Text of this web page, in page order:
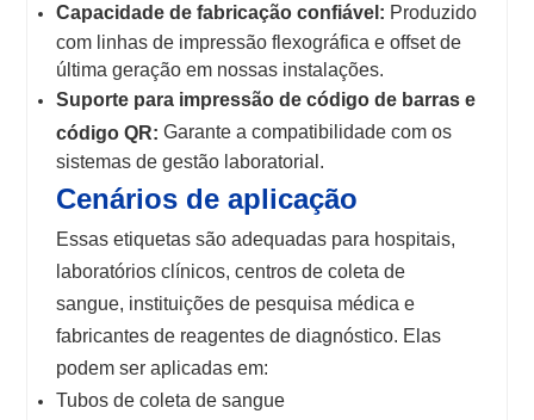
Capacidade de fabricação confiável: Produzido
com linhas de impressão flexográfica e offset de
última geração em nossas instalações.
Suporte para impressão de código de barras e
código QR: Garante a compatibilidade com os
sistemas de gestão laboratorial.
Cenários de aplicação
Essas etiquetas são adequadas para hospitais,
laboratórios clínicos, centros de coleta de
sangue, instituições de pesquisa médica e
fabricantes de reagentes de diagnóstico. Elas
podem ser aplicadas em:
Tubos de coleta de sangue